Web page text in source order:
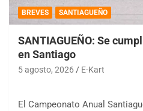
BREVES SANTIAGUEÑO
SANTIAGUEÑO: Se
en Santiago
5 agosto, 2026 E-Kart
El Campeonato Anual